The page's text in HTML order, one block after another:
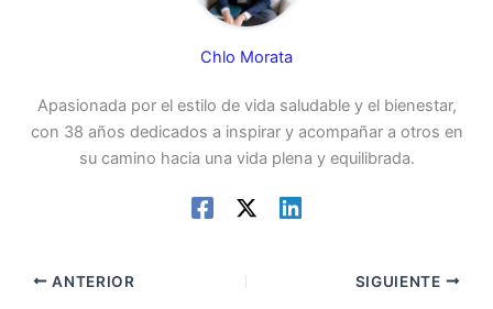
Chlo Morata
Apasionada por el estilo de vida saludable y el bienestar,
con 38 años dedicados a inspirar y acompañar a otros en
su camino hacia una vida plena y equilibrada.
ANTERIOR SIGUIENTE